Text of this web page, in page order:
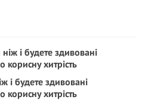
і будете здивовані
корисну хитрість